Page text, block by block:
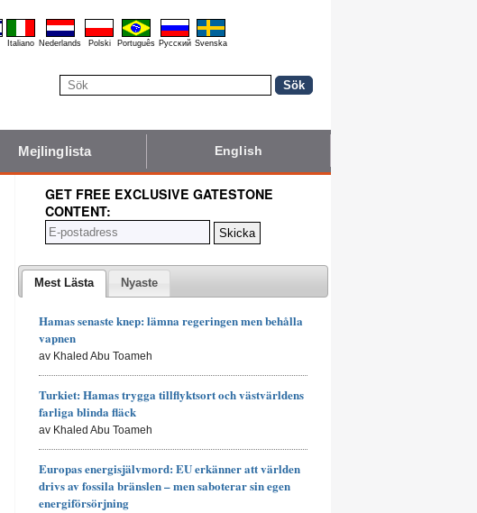
Italiano Nederlands Polski Português Pyccĸий Svenska
Mejlinglista English
GET FREE EXCLUSIVE GATESTONE
CONTENT:
Mest Lästa Nyaste
Hamas senaste knep: lämna regeringen men behålla
vapnen
av Khaled Abu Toameh
Turkiet: Hamas trygga tillflyktsort och västvärldens
farliga blinda fläck
av Khaled Abu Toameh
Europas energisjälvmord: EU erkänner att världen
drivs av fossila bränslen – men saboterar sin egen
energiförsörjning